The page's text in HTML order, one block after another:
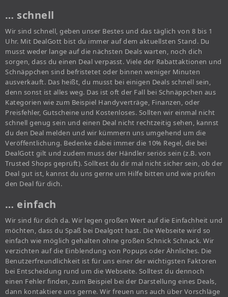
… schnell
Wir sind schnell, geben unser Bestes und das täglich von 8 bis 1
Uhr. Mit DealGott bist du immer auf dem aktuellsten Stand. Du
musst weder lange auf die nächsten Deals warten, noch dich
sorgen, dass du einen Deal verpasst. Viele der Rabattaktionen und
Schnäppchen sind befristetet oder binnen weniger Minuten
ausverkauft. Das heißt, du musst bei einigen Deals schnell sein,
denn sonst ist alles weg. Das ist oft der Fall bei Schnäppchen aus
Kategorien wie zum Beispiel Handyverträge, Finanzen, oder
Preisfehler, Gutscheine und Kostenloses. Sollten wir einmal nicht
schnell genug sein und einen Deal nicht rechtzeitig sehen, kannst
du den Deal melden und wir kümmern uns umgehend um die
Veröffentlichung. Bedenke dabei immer die 10% Regel, die bei
DealGott gilt und zudem muss der Händler seriös sein (z.B. von
Trusted Shops geprüft). Solltest du dir mal nicht sicher sein, ob der
Deal gut ist, kannst du uns gerne um Hilfe bitten und wie prüfen
den Deal für dich.
… einfach
Wir sind für dich da. Wir legen großen Wert auf die Einfachheit und
möchten, dass du Spaß bei Dealgott hast. Die Webseite wird so
einfach wie möglich gehalten ohne großen Schnick Schnack. Wir
verzichten auf die Einblendung von Popups oder Ähnliches. Die
Benutzerfreundlichkeit ist für uns einer der wichtigsten Faktoren
bei Entscheidung rund um die Webseite. Solltest du dennoch
einen Fehler finden, zum Beispiel bei der Darstellung eines Deals,
dann kontaktiere uns gerne. Wir freuen uns auch über Vorschläge